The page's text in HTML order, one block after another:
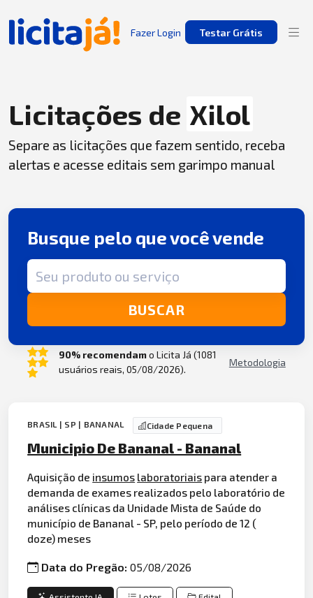
Fazer Login Testar Grátis
Licitações de Xilol
Separe as licitações que fazem sentido, receba
alertas e acesse editais sem garimpo manual
Busque pelo que você vende
Termo de busca
BUSCAR
90% recomendamo Licita Já (1081
usuários reais, 05/08/2026).
Metodologia
BRASIL | SP | BANANAL Cidade Pequena
Municipio De Bananal - Bananal
Aquisição de insumos laboratoriais para atender a
demanda de exames realizados pelo laboratório de
análises clínicas da Unidade Mista de Saúde do
município de Bananal - SP, pelo período de 12 (
doze) meses
Data do Pregão:05/08/2026